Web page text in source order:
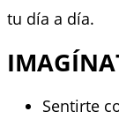
tu día a día.
Sentirte